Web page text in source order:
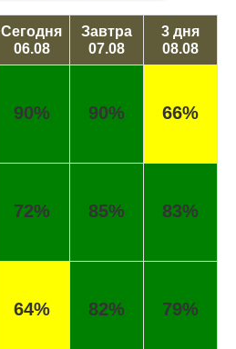
Сегодня
06.08
Завтра
07.08
3 дня
08.08
90% 90% 66%
72% 85% 83%
64% 82% 79%